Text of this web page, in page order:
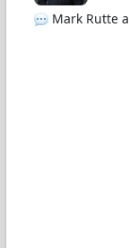
Mark Rutte a